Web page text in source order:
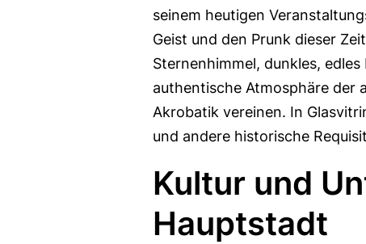
seinem heutigen
Geist und den Prunk dieser
Sternenhimmel, dunkles,
authentische Atmosphäre der
Akrobatik vereinen. In
und andere historische
Kultur und
Hauptstadt